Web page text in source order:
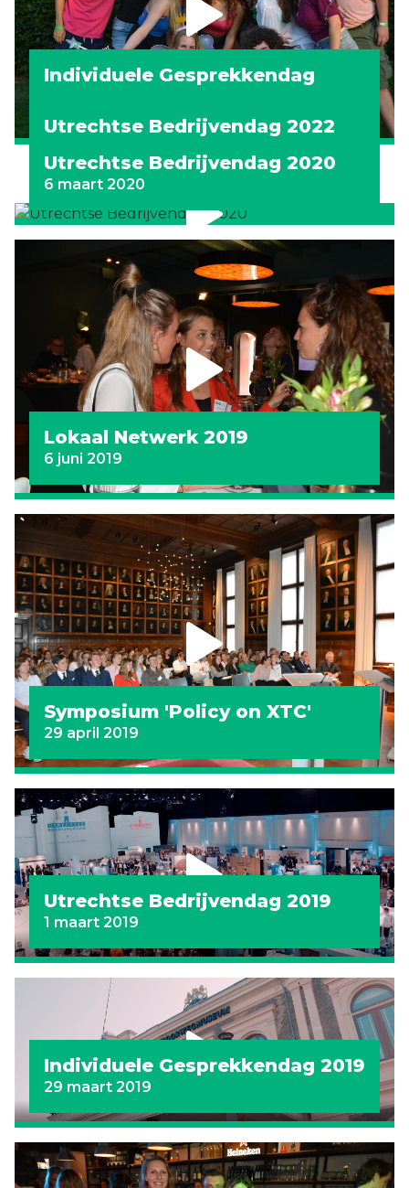
JSVU Introductiedagen 2022
Individuele Gesprekkendag
25 maart 2022
3 maart 2023
Utrechtse Bedrijvendag 2022
Utrechtse Bedrijvendag 2020
6 maart 2020
Lokaal Netwerk 2019
6 juni 2019
Symposium 'Policy on XTC'
29 april 2019
Utrechtse Bedrijvendag 2019
1 maart 2019
Individuele Gesprekkendag 2019
29 maart 2019